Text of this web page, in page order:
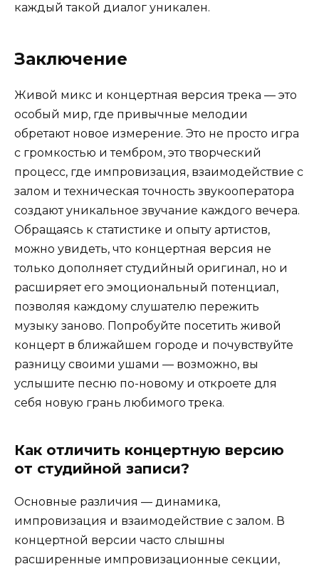
каждый такой диалог уникален.
Заключение
Живой микс и концертная версия трека — это
особый мир, где привычные мелодии
обретают новое измерение. Это не просто игра
с громкостью и тембром, это творческий
процесс, где импровизация, взаимодействие с
залом и техническая точность звукооператора
создают уникальное звучание каждого вечера.
Обращаясь к статистике и опыту артистов,
можно увидеть, что концертная версия не
только дополняет студийный оригинал, но и
расширяет его эмоциональный потенциал,
позволяя каждому слушателю пережить
музыку заново. Попробуйте посетить живой
концерт в ближайшем городе и почувствуйте
разницу своими ушами — возможно, вы
услышите песню по-новому и откроете для
себя новую грань любимого трека.
Как отличить концертную версию
от студийной записи?
Основные различия — динамика,
импровизация и взаимодействие с залом. В
концертной версии часто слышны
расширенные импровизационные секции,